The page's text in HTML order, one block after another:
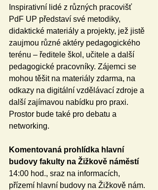
Inspirativní lidé z různých pracovišť
PdF UP představí své metodiky,
didaktické materiály a projekty, jež jistě
zaujmou různé aktéry pedagogického
terénu – ředitele škol, učitele a další
pedagogické pracovníky. Zájemci se
mohou těšit na materiály zdarma, na
odkazy na digitální vzdělávací zdroje a
další zajímavou nabídku pro praxi.
Prostor bude také pro debatu a
networking.
Komentovaná prohlídka hlavní
budovy fakulty na Žižkově náměstí
14:00 hod., sraz na informacích,
přízemí hlavní budovy na Žižkově nám.